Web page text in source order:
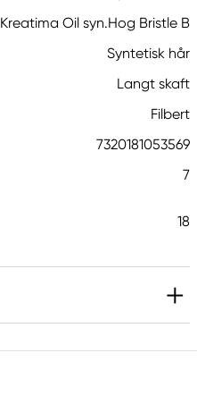
Kreatima Oil syn.Hog Bristle B
Syntetisk hår
Langt skaft
Filbert
7320181053569
7
18